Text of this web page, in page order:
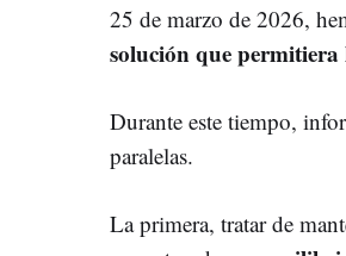
25 de marzo de 2026,
solución que permitiera
Durante este tiempo,
paralelas.
La primera, tratar de